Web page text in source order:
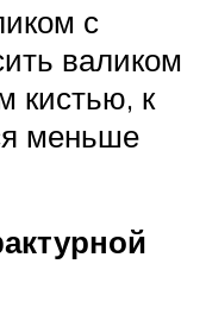
с
валиком
кистью, к
меньше